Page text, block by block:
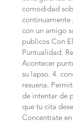
comodidad
continuamente
con un amigo
publicos Con
Puntualidad:
Acontecer
su lapso. 4.
resuena.
de intentar de
que tu cita
Concentrate